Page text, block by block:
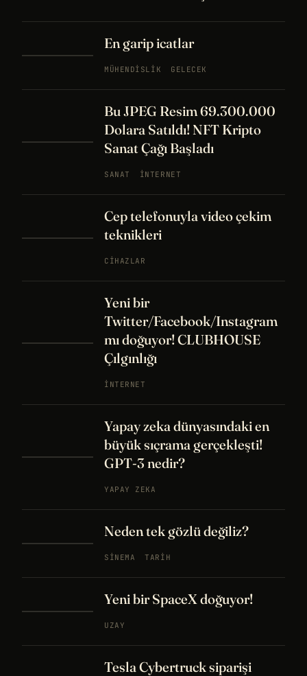
En garip icatlar
MÜHENDISLIK GELECEK
Bu JPEG Resim 69.300.000
Dolara Satıldı! NFT Kripto
Sanat Çağı Başladı
SANAT İNTERNET
Cep telefonuyla video çekim
teknikleri
CIHAZLAR
Yeni bir
Twitter/Facebook/Instagram
mı doğuyor! CLUBHOUSE
Çılgınlığı
İNTERNET
Yapay zeka dünyasındaki en
büyük sıçrama gerçekleşti!
GPT-3 nedir?
YAPAY ZEKA
Neden tek gözlü değiliz?
SINEMA TARIH
Yeni bir SpaceX doğuyor!
UZAY
Tesla Cybertruck siparişi